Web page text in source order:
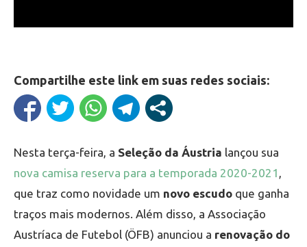
Compartilhe este link em suas redes sociais:
Nesta terça-feira, a Seleção da Áustria lançou sua
nova camisa reserva para a temporada 2020-2021 ,
que traz como novidade um novo escudo que ganha
traços mais modernos. Além disso, a Associação
Austríaca de Futebol (ÖFB) anunciou a renovação do